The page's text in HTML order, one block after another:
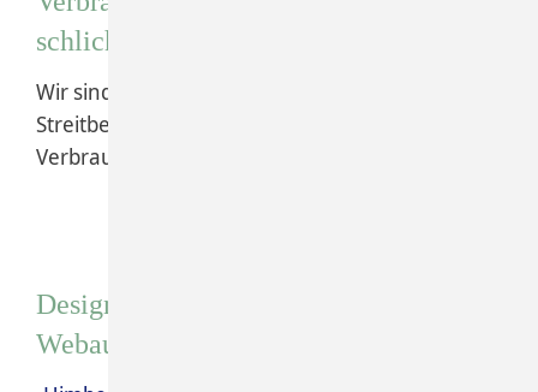
schlichtungs­stelle
Wir sind nicht bereit oder verpflichtet, an
Streitbeilegungsverfahren vor einer
Verbraucherschlichtungsstelle teilzunehmen.
Design und Programmierung dieses
Webauftritts